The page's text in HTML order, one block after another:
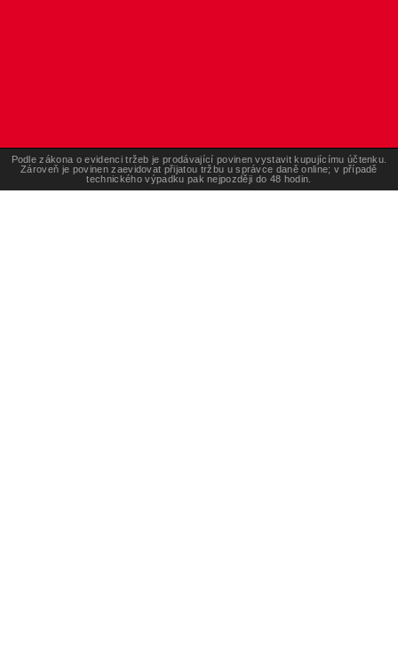
Podle zákona o evidenci tržeb je prodávající povinen vystavit kupujícímu účtenku.
Zároveň je povinen zaevidovat přijatou tržbu u správce daně online; v případě
technického výpadku pak nejpozději do 48 hodin.